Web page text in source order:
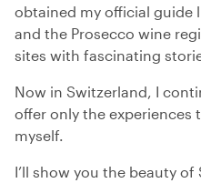
obtained my official guide
and the Prosecco wine
sites with fascinating
Now in Switzerland, I
offer only the experiences
myself.
I’ll show you the beauty